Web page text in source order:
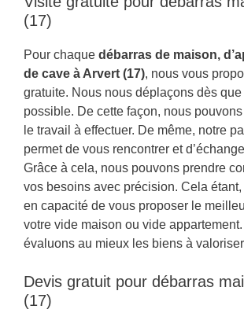
(17)
Pour chaque débarras de maison,
de cave à Arvert (17), nous vous
gratuite. Nous nous déplaçons dès
possible. De cette façon, nous
le travail à effectuer. De même, notre
permet de vous rencontrer et
Grâce à cela, nous pouvons prendre
vos besoins avec précision. Cela
en capacité de vous proposer le
votre vide maison ou vide
évaluons au mieux les biens à
Devis gratuit pour débarras
(17)